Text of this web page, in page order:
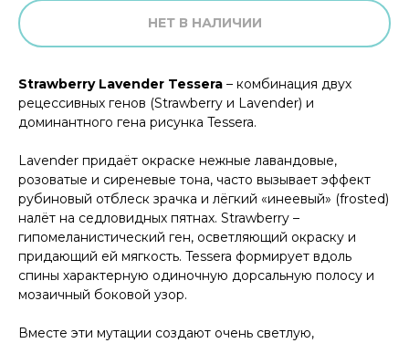
НЕТ В НАЛИЧИИ
Strawberry Lavender Tessera – комбинация двух
рецессивных генов (Strawberry и Lavender) и
доминантного гена рисунка Tessera.
Lavender придаёт окраске нежные лавандовые,
розоватые и сиреневые тона, часто вызывает эффект
рубиновый отблеск зрачка и лёгкий «инеевый» (frosted)
налёт на седловидных пятнах. Strawberry –
гипомеланистический ген, осветляющий окраску и
придающий ей мягкость. Tessera формирует вдоль
спины характерную одиночную дорсальную полосу и
мозаичный боковой узор.
Вместе эти мутации создают очень светлую,